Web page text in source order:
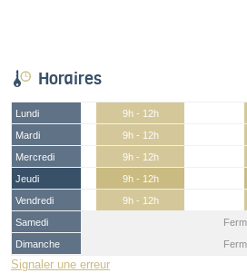
Horaires
Lundi 9h - 12h
Mardi
9h - 12h
Mercredi
9h - 12h
Jeudi
9h - 12h
Vendredi
9h - 12h
Samedi
Dimanche
Signaler une erreur